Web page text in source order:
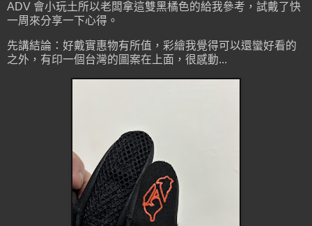
ADV 會小玩土所以老闆拿這雙黑橘色的給我參考，試戴了快
一周來分享一下心得。
先講結論：好戴實惠物有所值，彩繪我覺得可以還蠻好看的
之外，有印一個台灣的圖案在上面，很感動...